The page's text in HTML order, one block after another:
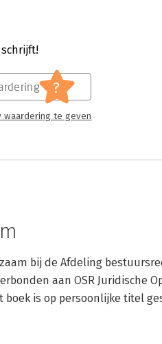
?
waardering te geven
bij de Afdeling
aan OSR Juridische
boek is op persoonlijke titel